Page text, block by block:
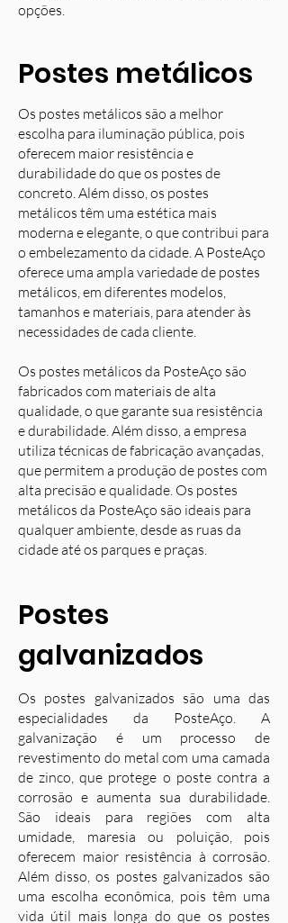
opções.
Postes metálicos
Os postes metálicos são a melhor
escolha para iluminação pública, pois
oferecem maior resistência e
durabilidade do que os postes de
concreto. Além disso, os postes
metálicos têm uma estética mais
moderna e elegante, o que contribui para
o embelezamento da cidade. A PosteAço
oferece uma ampla variedade de postes
metálicos, em diferentes modelos,
tamanhos e materiais, para atender às
necessidades de cada cliente.
Os postes metálicos da PosteAço são
fabricados com materiais de alta
qualidade, o que garante sua resistência
e durabilidade. Além disso, a empresa
utiliza técnicas de fabricação avançadas,
que permitem a produção de postes com
alta precisão e qualidade. Os postes
metálicos da PosteAço são ideais para
qualquer ambiente, desde as ruas da
cidade até os parques e praças.
Postes
galvanizados
Os postes galvanizados são uma das
especialidades da PosteAço. A
galvanização é um processo de
revestimento do metal com uma camada
de zinco, que protege o poste contra a
corrosão e aumenta sua durabilidade.
São ideais para regiões com alta
umidade, maresia ou poluição, pois
oferecem maior resistência à corrosão.
Além disso, os postes galvanizados são
uma escolha econômica, pois têm uma
vida útil mais longa do que os postes